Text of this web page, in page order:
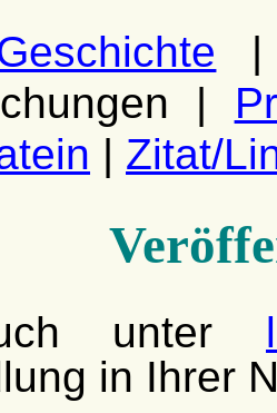
|
| Zitat/
unter
in Ihrer